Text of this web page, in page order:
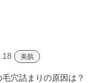
美肌
穴詰まりの原因は？